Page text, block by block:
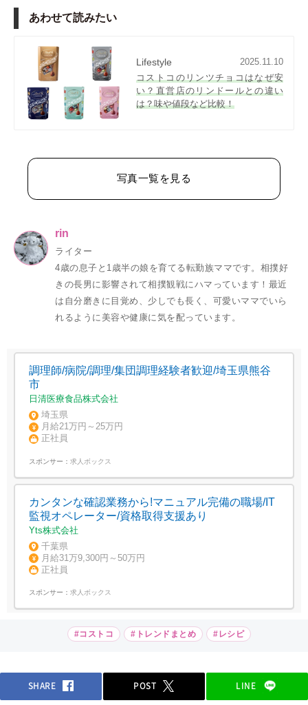
あわせて読みたい
Lifestyle
2025.11.10
コストコのリンツチョコはなぜ安
い？直営店のリンドールとの違い
は？味や値段など比較！
写真一覧を見る
rin
ライター
4歳の息子と1歳半の娘を育てる転勤族ママです。相撲好
きの長男に影響されて相撲観戦にハマっています！最近
は自分磨きに目覚め、少しでも長く、可愛いママでいら
れるように美容や健康に気を配っています。
調理師/病院/調理/集団調理経験者歓迎/埼玉県熊谷
市
日清医療食品株式会社
埼玉県
月給21万円～25万円
正社員
スポンサー： 求人ボックス
カンタンな確認業務から!マニュアル完備の職場/IT
監視オペレーター/資格取得支援あり
Yts株式会社
千葉県
月給31万9,300円～50万円
正社員
スポンサー： 求人ボックス
#コストコ #トレンドまとめ #レシピ
SHARE POST LINE